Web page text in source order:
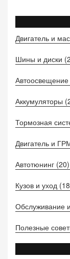
Двигатель и
Шины и диски
Автоосвещение
Аккумуляторы
Тормозная
Двигатель и
Автотюнинг (20)
Кузов и уход
Обслуживание
Полезные